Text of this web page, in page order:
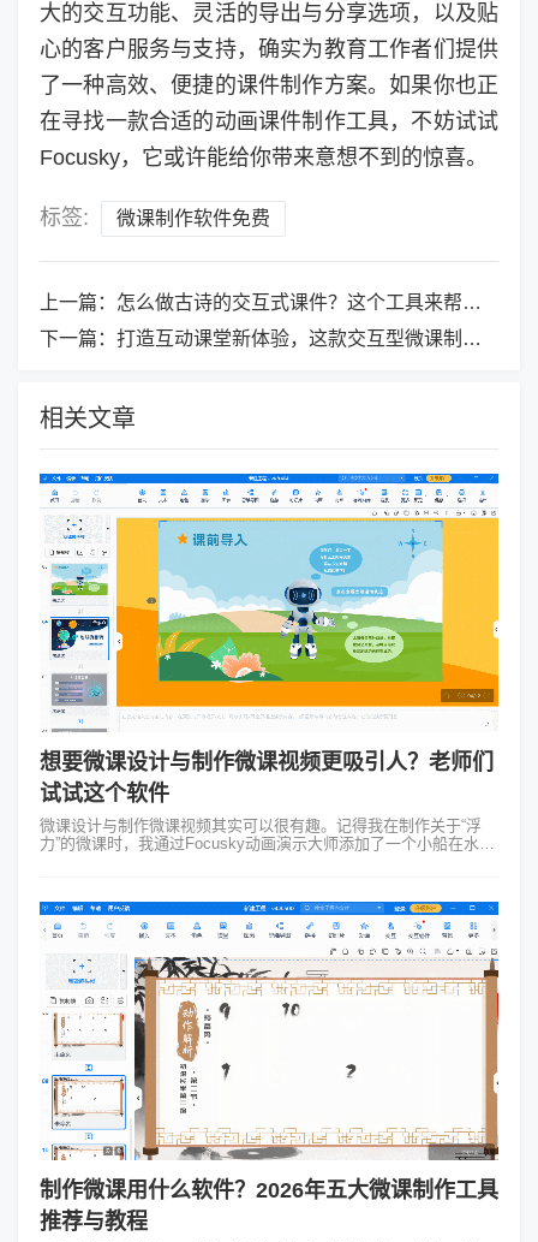
大的交互功能、灵活的导出与分享选项，以及贴
心的客户服务与支持，确实为教育工作者们提供
了一种高效、便捷的课件制作方案。如果你也正
在寻找一款合适的动画课件制作工具，不妨试试
Focusky，它或许能给你带来意想不到的惊喜。
标签: 微课制作软件免费
上一篇： 怎么做古诗的交互式课件？这个工具来帮忙！
下一篇： 打造互动课堂新体验，这款交互型微课制作软件是我的私藏宝藏
相关文章
想要微课设计与制作微课视频更吸引人？老师们
试试这个软件
微课设计与制作微课视频其实可以很有趣。记得我在制作关于“浮
力”的微课时，我通过Focusky动画演示大师添加了一个小船在水上
制作微课用什么软件？2026年五大微课制作工具
推荐与教程